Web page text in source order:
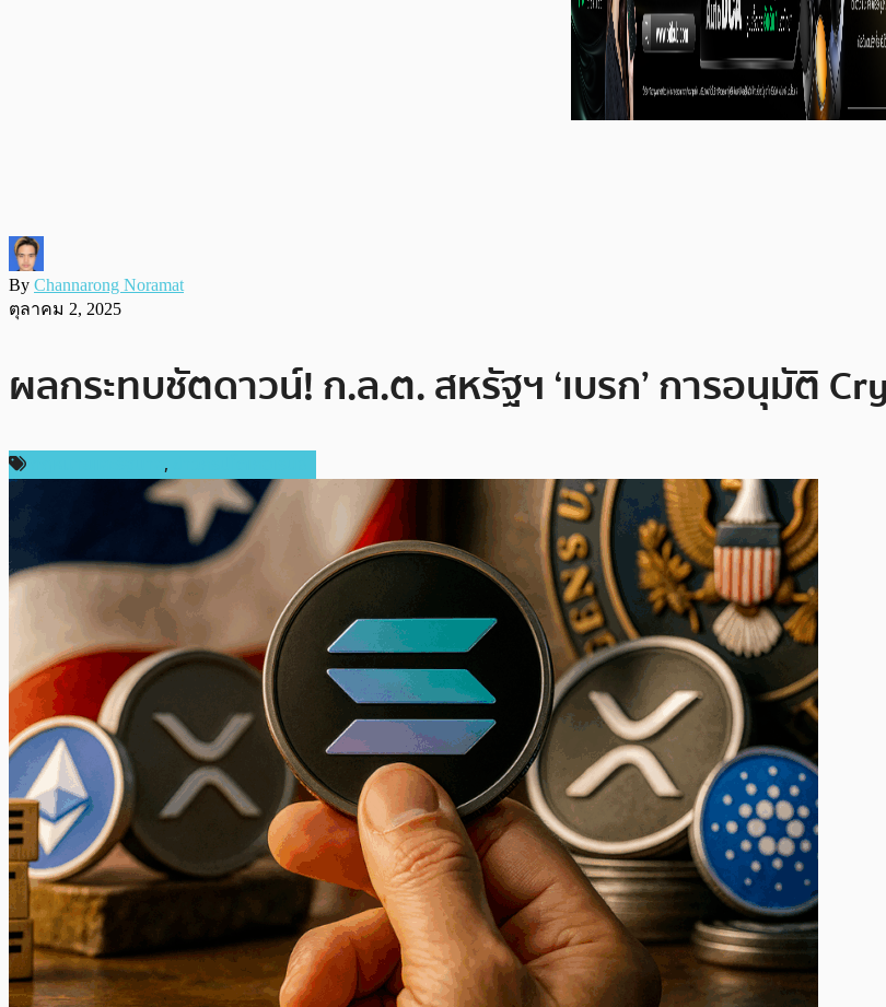
By Channarong Noramat
ตุลาคม 2, 2025
ผลกระทบชัตดาวน์! ก.ล.ต. สหรัฐฯ ‘เบรก’ การอนุมัติ
,